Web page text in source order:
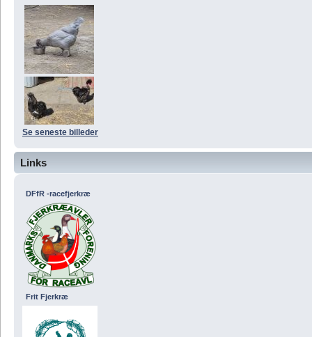
Se seneste billeder
Links
DFfR -racefjerkræ
Frit Fjerkræ